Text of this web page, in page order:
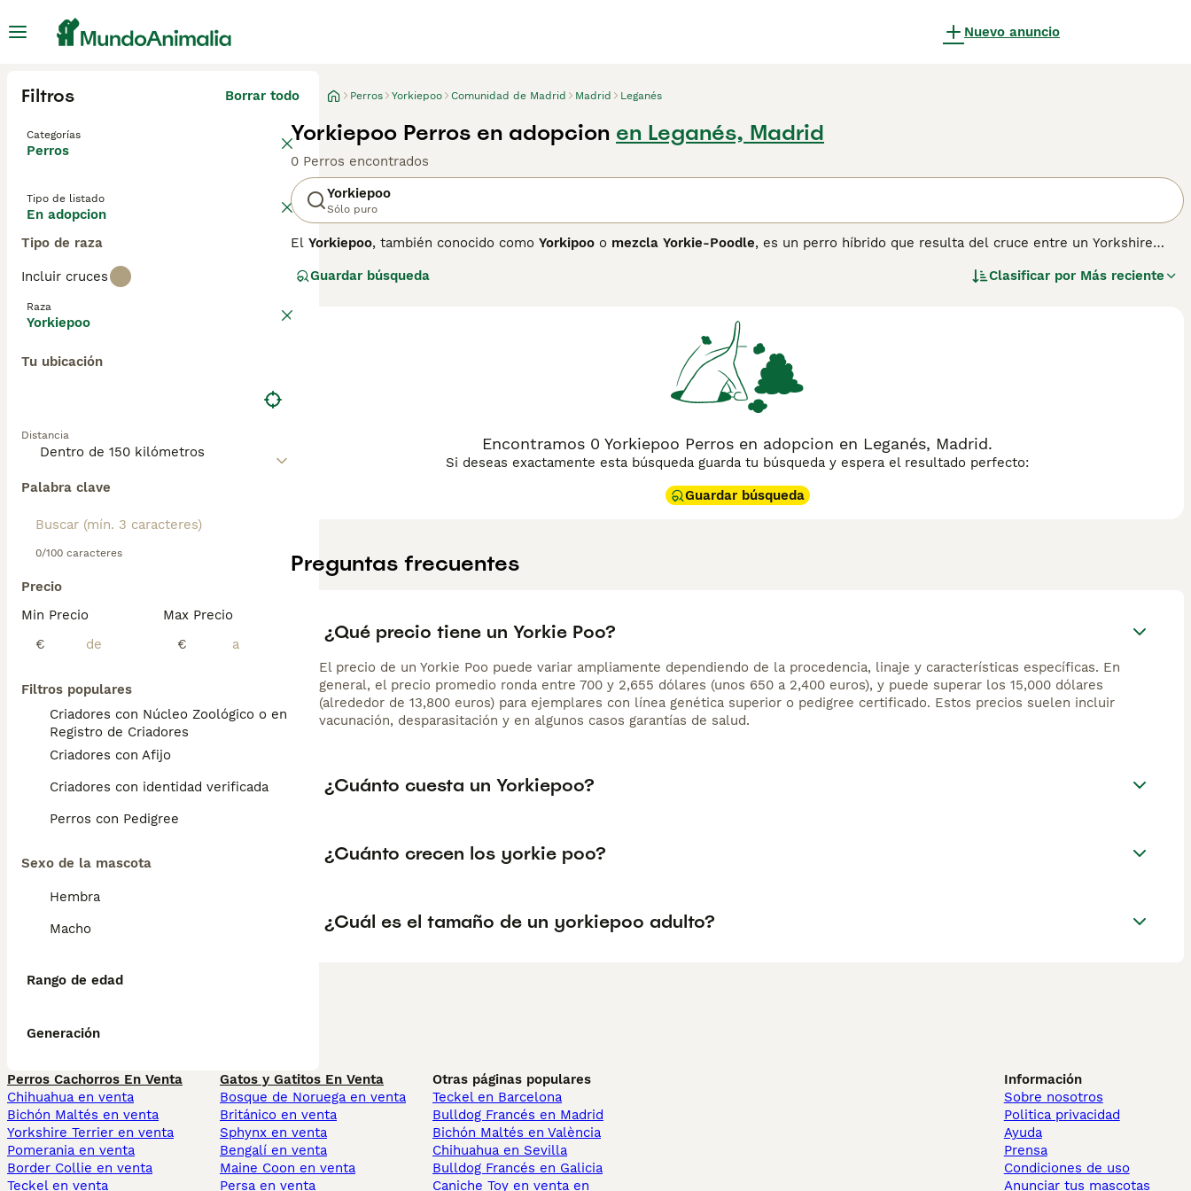
Nuevo anuncio
Filtros Borrar todo
Categorías
Perros
Tipo de listado
En adopcion
Tipo de raza
Incluir cruces
Raza
Yorkiepoo
Tu ubicación
Distancia
Palabra clave
0/100 caracteres
Precio
Min Precio
€
Max Precio
€
Filtros populares
Criadores con Núcleo Zoológico o en el
Registro de Criadores
Criadores con Afijo
Criadores con identidad verificada
Perros con Pedigree
Sexo de la mascota
Hembra
Macho
Rango de edad
Generación
Perros Yorkiepoo Comunidad de Madrid Madrid Leganés
Yorkiepoo Perros en adopcion en Leganés, Madrid
0 Perros encontrados
Yorkiepoo
Sólo puro
El Yorkiepoo, también conocido como Yorkipoo o mezcla Yorkie-Poodle, es un perro híbrido que resulta del cruce entre un Yorkshire
y cariñoso. Esta raza mide entre 18 y 38 cm y su peso varía entre 1.5 y 7 kg. Su pelaje puede ser rizado, sedoso o esponjoso, con colores
que no suele desprender mucho pelo, lo que lo hace ideal para personas con alergias. Su temperamento es activo, afectuoso y muy
inteligente, necesitando actividad mental y ejercicio diario moderado. También son perros que se adaptan bien a la vida en pisos y son
adecuados para familias, personas mayores o dueños primerizos. Sin embargo, requieren cuidados regulares, incluyendo un cepillado
diario y visitas de peluquería profesional para mantener su pelaje en buen estado. En resumen, el
adaptable y lleno de energía perfecto para quienes buscan un perro amoroso y de fácil manejo.
Guardar búsqueda Clasificar por Más reciente
Encontramos 0 Yorkiepoo Perros en adopcion en Leganés, Madrid.
Si deseas exactamente esta búsqueda guarda tu búsqueda y espera el resultado perfecto:
Guardar búsqueda
Preguntas frecuentes
¿Qué precio tiene un Yorkie Poo?
El precio de un Yorkie Poo puede variar ampliamente dependiendo de la procedencia, linaje y características específicas. En
general, el precio promedio ronda entre 700 y 2,655 dólares (unos 650 a 2,400 euros), y puede superar los 15,000 dólares
(alrededor de 13,800 euros) para ejemplares con línea genética superior o pedigree certificado. Estos precios suelen incluir
vacunación, desparasitación y en algunos casos garantías de salud.
¿Cuánto cuesta un Yorkiepoo?
¿Cuánto crecen los yorkie poo?
¿Cuál es el tamaño de un yorkiepoo adulto?
Perros Cachorros En Venta
Chihuahua en venta
Bichón Maltés en venta
Yorkshire Terrier en venta
Pomerania en venta
Border Collie en venta
Teckel en venta
Gatos y Gatitos En Venta
Bosque de Noruega en venta
Británico en venta
Sphynx en venta
Bengalí en venta
Maine Coon en venta
Persa en venta
Otras páginas populares
Teckel en Barcelona
Bulldog Francés en Madrid
Bichón Maltés en València
Chihuahua en Sevilla
Bulldog Francés en Galicia
Caniche Toy en venta en
Información
Sobre nosotros
Politica privacidad
Ayuda
Prensa
Condiciones de uso
Anunciar tus mascotas